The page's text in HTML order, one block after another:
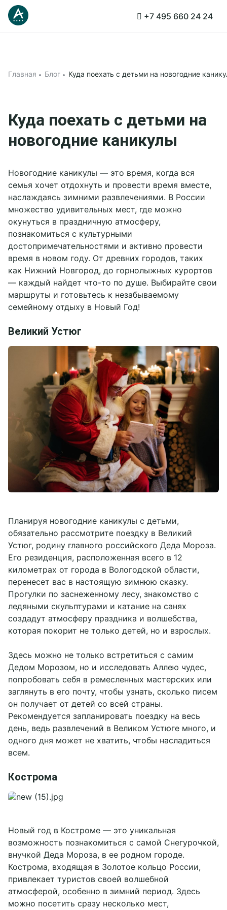
+7 495 660 24 24
Забронировать
Тариф «Всё включено»
Акции
Афиша
Об Отеле
Документы
Программа лояльности
Вакансии
Новости
Отзывы
Фотографии
Вокруг нас
Презентация
Карта отеля
Блог
Корп клиентам
Корпоративным клиентам
Конференц-залы
Банкетные залы
Тимбилдинги
Корпоративы
Свадьбы
Всё про свадьбы
Банкетные залы
Церемонии
Оформление и флористика
Ведущие и программы
Фото и видеосъемка
Свадебный торт
Инфраструктура
Рестораны
Беседки с мангалом
СПА-зона
Развлечения
Всё для детей
Спорт и отдых
Частные праздники
Свадьбы
Детский праздник
Выпускной
День Рождения
Вакансии
Контакты
bron@areal-hotel.ru
Telegram chat
Социальные сети
Главная Блог Куда поехать с детьми на новогодние
Куда поехать с детьми на
новогодние каникулы
Новогодние каникулы — это время, когда вся
семья хочет отдохнуть и провести время вместе,
наслаждаясь зимними развлечениями. В России
множество удивительных мест, где можно
окунуться в праздничную атмосферу,
познакомиться с культурными
достопримечательностями и активно провести
время в новом году. От древних городов, таких
как Нижний Новгород, до горнолыжных курортов
— каждый найдет что-то по душе. Выбирайте свои
маршруты и готовьтесь к незабываемому
семейному отдыху в Новый Год!
Великий Устюг
Планируя новогодние каникулы с детьми,
обязательно рассмотрите поездку в Великий
Устюг, родину главного российского Деда Мороза.
Его резиденция, расположенная всего в 12
километрах от города в Вологодской области,
перенесет вас в настоящую зимнюю сказку.
Прогулки по заснеженному лесу, знакомство с
ледяными скульптурами и катание на санях
создадут атмосферу праздника и волшебства,
которая покорит не только детей, но и взрослых.
Здесь можно не только встретиться с самим
Дедом Морозом, но и исследовать Аллею чудес,
попробовать себя в ремесленных мастерских или
заглянуть в его почту, чтобы узнать, сколько писем
он получает от детей со всей страны.
Рекомендуется запланировать поездку на весь
день, ведь развлечений в Великом Устюге много, и
одного дня может не хватить, чтобы насладиться
всем.
Кострома
Новый год в Костроме — это уникальная
возможность познакомиться с самой Снегурочкой,
внучкой Деда Мороза, в ее родном городе.
Кострома, входящая в Золотое кольцо России,
привлекает туристов своей волшебной
атмосферой, особенно в зимний период. Здесь
можно посетить сразу несколько мест,
Связаться с менеджером
Связаться с менеджером
Забронировать столик
Связаться с менеджером
Заказать мероприятие
Заказать услугу
Забронировать стол
Заказать услугу
Заказать услугу
Принять все
Подробнее